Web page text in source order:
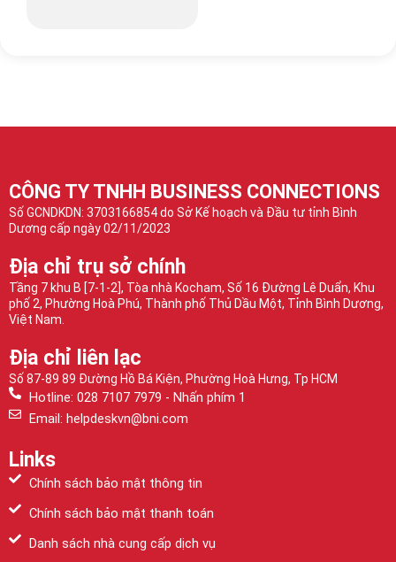
CÔNG TY TNHH BUSINESS CONNECTIONS
Số GCNDKDN: 3703166854 do Sở Kế hoạch và Đầu tư tỉnh Bình
Dương cấp ngày 02/11/2023
Địa chỉ trụ sở chính
Tầng 7 khu B [7-1-2], Tòa nhà Kocham, Số 16 Đường Lê Duẩn, Khu
phố 2, Phường Hoà Phú, Thành phố Thủ Dầu Một, Tỉnh Bình Dương,
Việt Nam.
Địa chỉ liên lạc
Số 87-89 89 Đường Hồ Bá Kiện, Phường Hoà Hưng, Tp HCM
Hotline: 028 7107 7979 - Nhấn phím 1
Email: helpdeskvn@bni.com
Links
Chính sách bảo mật thông tin
Chính sách bảo mật thanh toán
Danh sách nhà cung cấp dịch vụ